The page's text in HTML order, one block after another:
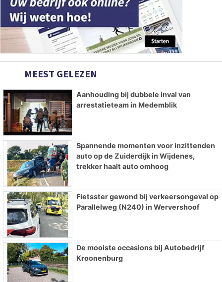
MEEST GELEZEN
Aanhouding bij dubbele inval van
arrestatieteam in Medemblik
Spannende momenten voor inzittenden
auto op de Zuiderdijk in Wijdenes,
trekker haalt auto omhoog
Fietsster gewond bij verkeersongeval op
Parallelweg (N240) in Wervershoof
De mooiste occasions bij Autobedrijf
Kroonenburg